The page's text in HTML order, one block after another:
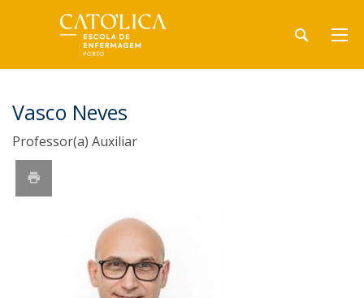
Vasco Neves
Professor(a) Auxiliar